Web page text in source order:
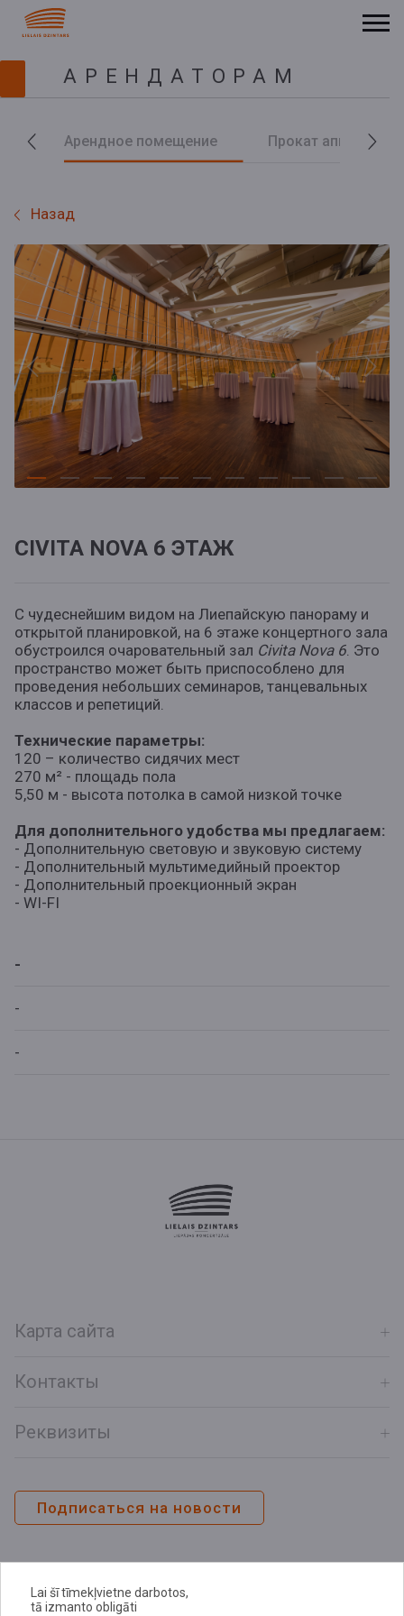
АРЕНДАТОРАМ
Арендное помещение Прокат аппаратуры
Назад
Previous Next
CIVITA NOVA 6 ЭТАЖ
С чудеснейшим видом на Лиепайскую панораму и
открытой планировкой, на 6 этаже концертного зала
обустроился очаровательный зал Civita Nova 6. Это
пространство может быть приспособлено для
проведения небольших семинаров, танцевальных
классов и репетиций.
Технические параметры:
120 – количество сидячих мест
270 м² - площадь пола
5,50 м - высота потолка в самой низкой точке
Для дополнительного удобства мы предлагаем:
- Дополнительную световую и звуковую систему
- Дополнительный мультимедийный проектор
- Дополнительный проекционный экран
- WI-FI
-
-
-
Карта сайта
Контакты
Реквизиты
Подписаться на новости
Lai šī tīmekļvietne darbotos,
tā izmanto obligāti